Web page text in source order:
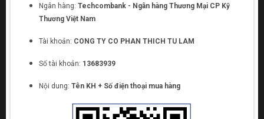
Ngân hàng: Techcombank - Ngân hàng Thương Mại CP Kỹ
Thương Việt Nam
Tài khoản: CONG TY CO PHAN THICH TU LAM
Số tài khoản: 13683939
Nội dung: Tên KH + Số điện thoại mua hàng